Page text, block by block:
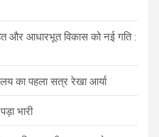
और आधारभूत विकास को नई गति :
का पहला सत्र रेखा आर्या
भारी